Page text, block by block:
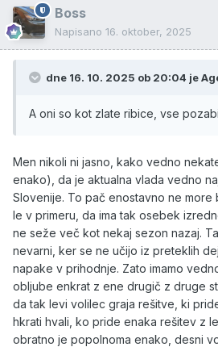
Boss
Napisano 16. oktober, 2025
dne 16. 10. 2025 ob 20:04 je
A oni so kot zlate ribice, vse
Men nikoli ni jasno, kako vedno
enako), da je aktualna vlada vedno
Slovenije. To pač enostavno ne more
le v primeru, da ima tak osebek
ne seže več kot nekaj sezon nazaj.
nevarni, ker se ne učijo iz preteklih
napake v prihodnje. Zato imamo
obljube enkrat z ene drugič z druge
da tak levi volilec graja rešitve, ki
hkrati hvali, ko pride enaka rešitev z
obratno je popolnoma enako, desni